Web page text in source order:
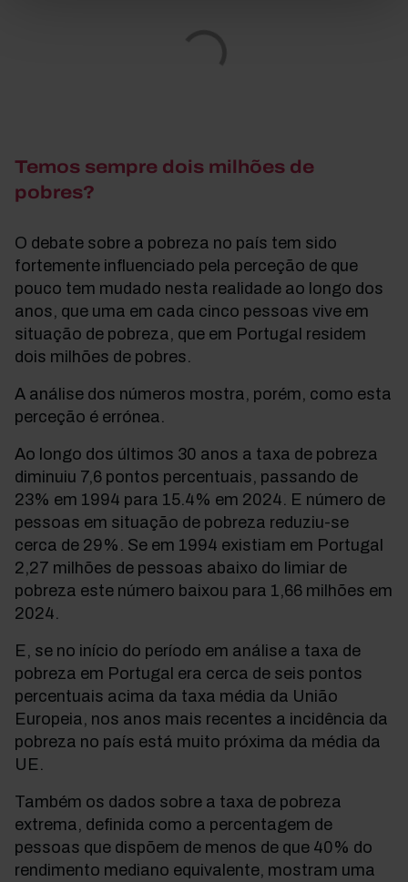
Temos sempre dois milhões de
pobres?
O debate sobre a pobreza no país tem sido
fortemente influenciado pela perceção de que
pouco tem mudado nesta realidade ao longo dos
anos, que uma em cada cinco pessoas vive em
situação de pobreza, que em Portugal residem
dois milhões de pobres.
A análise dos números mostra, porém, como esta
perceção é errónea.
Ao longo dos últimos 30 anos a taxa de pobreza
diminuiu 7,6 pontos percentuais, passando de
23% em 1994 para 15.4% em 2024. E número de
pessoas em situação de pobreza reduziu-se
cerca de 29%. Se em 1994 existiam em Portugal
2,27 milhões de pessoas abaixo do limiar de
pobreza este número baixou para 1,66 milhões em
2024.
E, se no início do período em análise a taxa de
pobreza em Portugal era cerca de seis pontos
percentuais acima da taxa média da União
Europeia, nos anos mais recentes a incidência da
pobreza no país está muito próxima da média da
UE.
Também os dados sobre a taxa de pobreza
extrema, definida como a percentagem de
pessoas que dispõem de menos de que 40% do
rendimento mediano equivalente, mostram uma